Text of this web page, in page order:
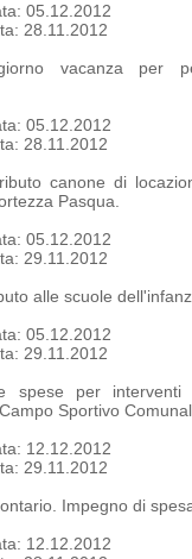
05.12.2012
28.11.2012
vacanza per
05.12.2012
28.11.2012
canone di
Pasqua.
05.12.2012
29.11.2012
alle scuole
05.12.2012
29.11.2012
spese per
Sportivo
12.12.2012
29.11.2012
Impegno di
12.12.2012